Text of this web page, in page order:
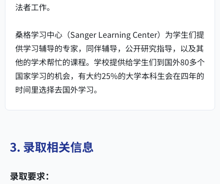
法者工作。
桑格学习中心（Sanger Learning Center）为学生们提
供学习辅导的专家，同伴辅导，公开研究指导，以及其
他的学术帮忙的课程。学校提供给学生们到国外80多个
国家学习的机会，有大约25%的大学本科生会在四年的
时间里选择去国外学习。
3. 录取相关信息
录取要求：